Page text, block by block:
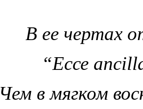
В ее чертах
“Ессе
Чем в мягком